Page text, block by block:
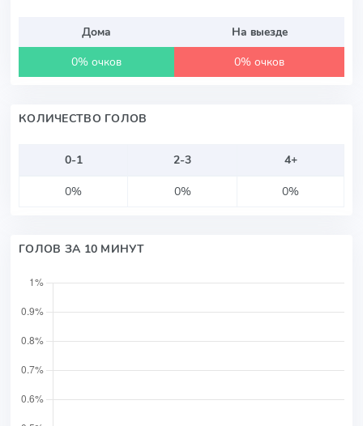
Дома
На выезде
0% очков
0% очков
КОЛИЧЕСТВО ГОЛОВ
0-1 2-3
4+
0%
0% 0%
ГОЛОВ ЗА 10 МИНУТ